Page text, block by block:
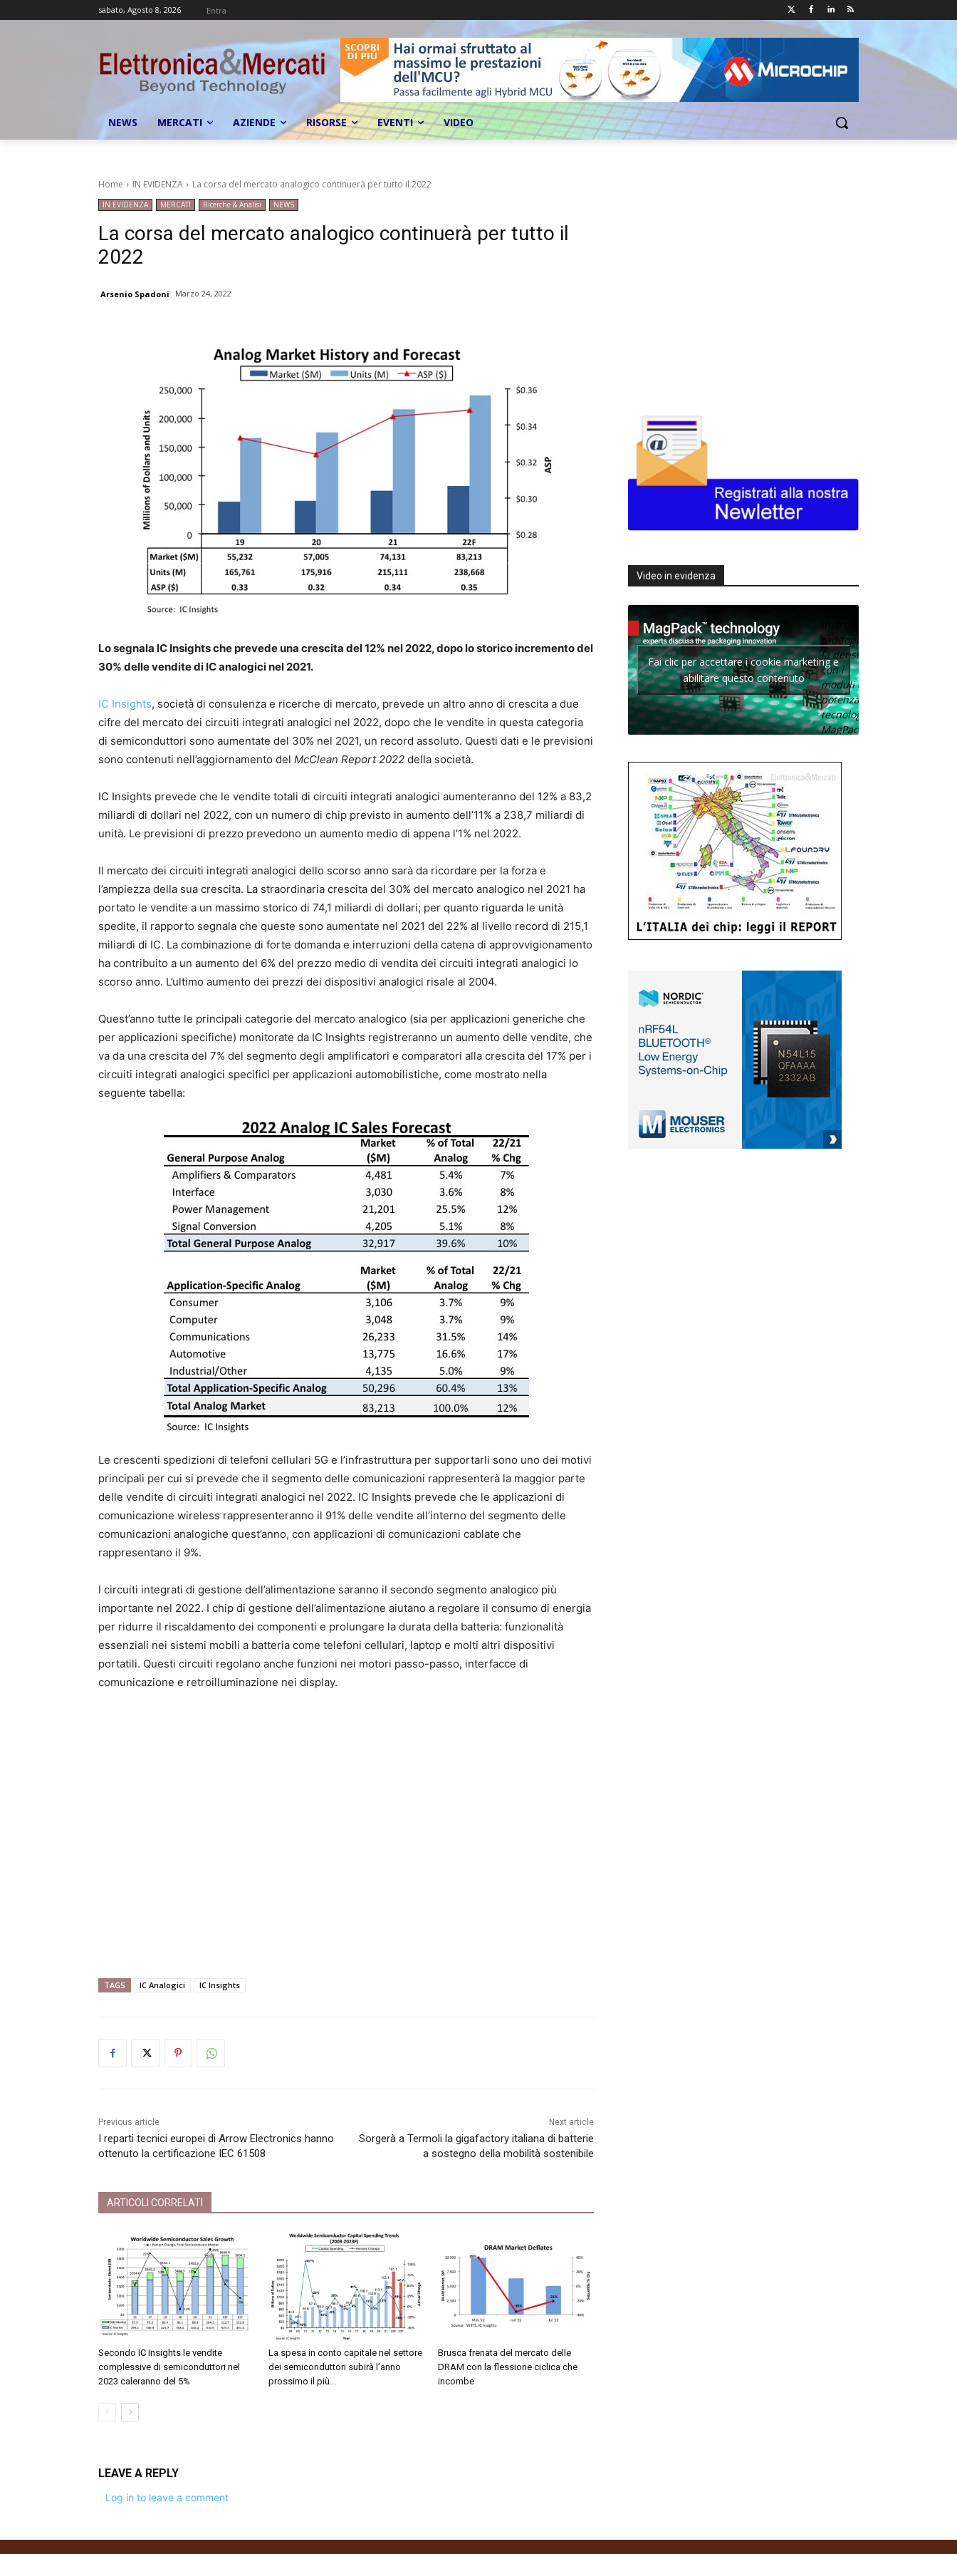
sabato, Agosto 8, 2026 Entra
NEWS MERCATI AZIENDE RISORSE EVENTI VIDEO
Home IN EVIDENZA La corsa del mercato analogico continuerà per tutto il 2022
IN EVIDENZA MERCATI Ricerche & Analisi NEWS
La corsa del mercato analogico continuerà per tutto il
2022
Arsenio Spadoni Marzo 24, 2022
Lo segnala IC Insights che prevede una crescita del 12% nel 2022, dopo lo storico incremento del
30% delle vendite di IC analogici nel 2021.
IC Insights, società di consulenza e ricerche di mercato, prevede un altro anno di crescita a due
cifre del mercato dei circuiti integrati analogici nel 2022, dopo che le vendite in questa categoria
di semiconduttori sono aumentate del 30% nel 2021, un record assoluto. Questi dati e le previsioni
sono contenuti nell’aggiornamento del McClean Report 2022 della società.
IC Insights prevede che le vendite totali di circuiti integrati analogici aumenteranno del 12% a 83,2
miliardi di dollari nel 2022, con un numero di chip previsto in aumento dell’11% a 238,7 miliardi di
unità. Le previsioni di prezzo prevedono un aumento medio di appena l’1% nel 2022.
Il mercato dei circuiti integrati analogici dello scorso anno sarà da ricordare per la forza e
l’ampiezza della sua crescita. La straordinaria crescita del 30% del mercato analogico nel 2021 ha
portato le vendite a un massimo storico di 74,1 miliardi di dollari; per quanto riguarda le unità
spedite, il rapporto segnala che queste sono aumentate nel 2021 del 22% al livello record di 215,1
miliardi di IC. La combinazione di forte domanda e interruzioni della catena di approvvigionamento
ha contribuito a un aumento del 6% del prezzo medio di vendita dei circuiti integrati analogici lo
scorso anno. L’ultimo aumento dei prezzi dei dispositivi analogici risale al 2004.
Quest’anno tutte le principali categorie del mercato analogico (sia per applicazioni generiche che
per applicazioni specifiche) monitorate da IC Insights registreranno un aumento delle vendite, che
va da una crescita del 7% del segmento degli amplificatori e comparatori alla crescita del 17% per i
circuiti integrati analogici specifici per applicazioni automobilistiche, come mostrato nella
seguente tabella:
Le crescenti spedizioni di telefoni cellulari 5G e l’infrastruttura per supportarli sono uno dei motivi
principali per cui si prevede che il segmento delle comunicazioni rappresenterà la maggior parte
delle vendite di circuiti integrati analogici nel 2022. IC Insights prevede che le applicazioni di
comunicazione wireless rappresenteranno il 91% delle vendite all’interno del segmento delle
comunicazioni analogiche quest’anno, con applicazioni di comunicazioni cablate che
rappresentano il 9%.
I circuiti integrati di gestione dell’alimentazione saranno il secondo segmento analogico più
importante nel 2022. I chip di gestione dell’alimentazione aiutano a regolare il consumo di energia
per ridurre il riscaldamento dei componenti e prolungare la durata della batteria: funzionalità
essenziali nei sistemi mobili a batteria come telefoni cellulari, laptop e molti altri dispositivi
portatili. Questi circuiti regolano anche funzioni nei motori passo-passo, interfacce di
comunicazione e retroilluminazione nei display.
TAGS IC Analogici IC Insights
Previous article
I reparti tecnici europei di Arrow Electronics hanno
ottenuto la certificazione IEC 61508
Next article
Sorgerà a Termoli la gigafactory italiana di batterie
a sostegno della mobilità sostenibile
ARTICOLI CORRELATI
Secondo IC Insights le vendite
complessive di semiconduttori nel
2023 caleranno del 5%
La spesa in conto capitale nel settore
dei semiconduttori subirà l’anno
prossimo il più...
Brusca frenata del mercato delle
DRAM con la flessione ciclica che
incombe
LEAVE A REPLY
Log in to leave a comment
Video in evidenza
Texas
raddoppia
la densità
con i
moduli di
potenza con
tecnologia
MagPack.
Fai clic per accettare i cookie marketing e
abilitare questo contenuto